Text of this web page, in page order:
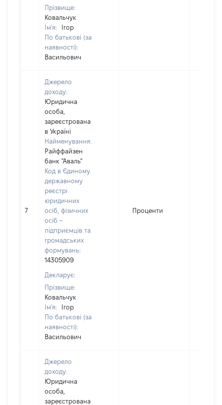
Прізвище:
Ковальчук
Ім'я:
Ігор
По батькові (за
наявності):
Васильович
7
Джерело
доходу:
Юридична
особа,
зареєстрована
в Україні
Найменування:
Райффайзен
банк "Аваль"
Код в Єдиному
державному
реєстрі
юридичних
осіб, фізичних
осіб –
підприємців та
громадських
формувань:
14305909
Декларує:
Прізвище:
Ковальчук
Ім'я:
Ігор
По батькові (за
наявності):
Васильович
Проценти
Джерело
доходу:
Юридична
особа,
зареєстрована